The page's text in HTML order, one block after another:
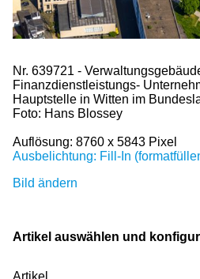
Nr. 639721 -
Finanzdienstleistungs-
Hauptstelle in Witten im
Foto: Hans Blossey
Auflösung: 8760 x 5843 Pixel
Ausbelichtung: Fill-In
Bild ändern
Artikel auswählen und
Artikel